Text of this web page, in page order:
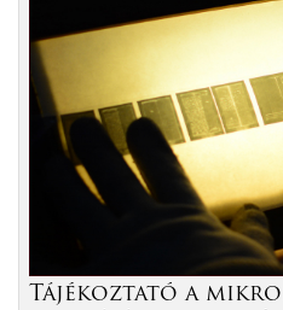
Tájékoztató a